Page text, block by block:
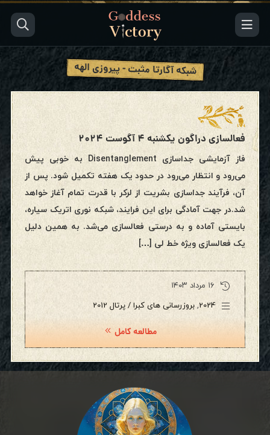
شبکه آگارتا مثبت - پیروزی الهه
فعالسازی دراگون یکشنبه ۴ آگوست ۲۰۲۴
فاز آزمایشی جداسازی Disentanglement به خوبی پیش
می‌رود و انتظار می‌رود در حدود یک هفته تکمیل شود. پس از
آن، فرآیند جداسازی بشریت از لرکر با قدرت تمام آغاز خواهد
شد.در جهت آمادگی برای این فرایند، شبکه نوری اتریک سیاره،
بایستی آماده و به درستی فعالسازی می‌شد. به همین دلیل
یک فعالسازی ویژه خط لی […]
۱۶ مرداد ۱۴۰۳
2024
, بروزرسانی های کبرا / پرتال 2012
مطالعه کامل